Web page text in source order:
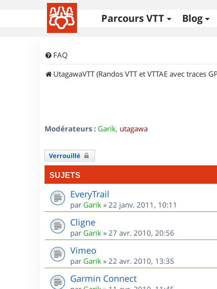
Parcours VTT Blog
FAQ
UtagawaVTT (Randos VTT et VTTAE avec traces
Modérateurs : Garik, utagawa
Verrouillé
SUJETS
EveryTrail
par Garik » 22 janv. 2011, 10:11
Cligne
par Garik » 27 avr. 2010, 20:56
Vimeo
par Garik » 22 avr. 2010, 13:35
Garmin Connect